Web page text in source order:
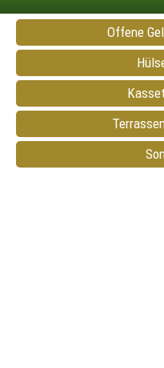
Offene